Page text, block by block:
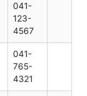
041-
123-
4567
041-
765-
4321